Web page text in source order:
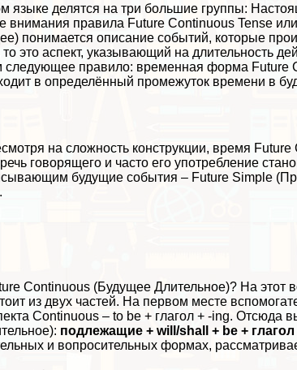
языке делятся на три большие группы:
внимания правила Future Continuous Tense
понимается описание событий, которые
это аспект, указывающий на длительность
правило: временная форма Future
в определённый промежуток времени в
на сложность конструкции, время
говорящего и часто его употрeбление
будущие события – Future Simple
Continuous (Будущее Длительное)? На этот
из двух частей. На первом месте
Continuous – to be + глагол + -ing.
подлежащие + will/shall + be + глагол
и вопросительных формах,